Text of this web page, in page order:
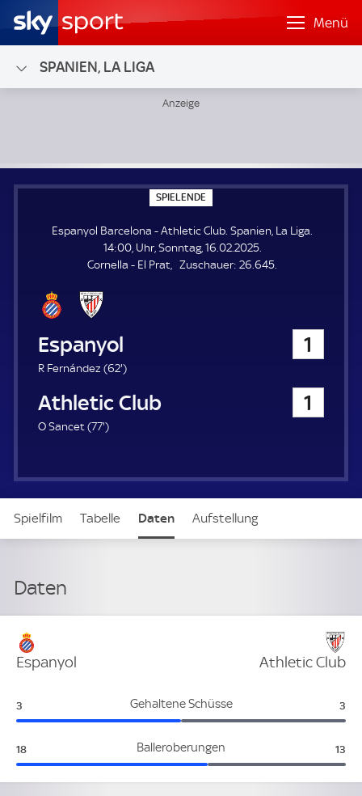
Menü
SPANIEN, LA LIGA
SPIELENDE
P
E
L
E
N
Espanyol Barcelona - Athletic Club. Spanien, La Liga.
14:00, Uhr, Sonntag, 16.02.2025.
Cornella - El Prat
Zuschauer: Z
26.645.
Espanyol Barcelona 1
R Fernández (62'6
.
t
e
)
Athletic Club 1
O Sancet (77'7
u
t
)
Spielfilm Tabelle Daten Aufstellung
Daten
Espanyol Athletic Club
Gehaltene Schüsse
Espanyol:
3 3
Balleroberungen
Espanyol:
18 13